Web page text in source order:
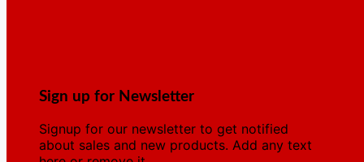
Sign up for Newsletter
Signup for our newsletter to get notified
about sales and new products. Add any text